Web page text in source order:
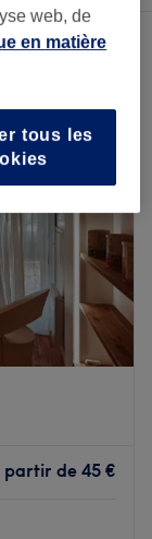
partir de 45 €
web, de
en matière
tous les